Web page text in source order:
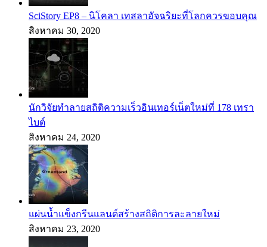
SciStory EP8 – นิโคลา เทสลาอัจฉริยะที่โลกควรขอบคุณ
สิงหาคม 30, 2020
นักวิจัยทำลายสถิติความเร็วอินเทอร์เน็ตใหม่ที่ 178 เทรา
ไบต์
สิงหาคม 24, 2020
แผ่นน้ำแข็งกรีนแลนด์สร้างสถิติการละลายใหม่
สิงหาคม 23, 2020